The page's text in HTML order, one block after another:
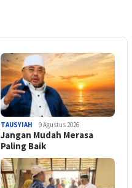
TAUSYIAH 9 Agustus 2026
Jangan Mudah Merasa
Paling Baik